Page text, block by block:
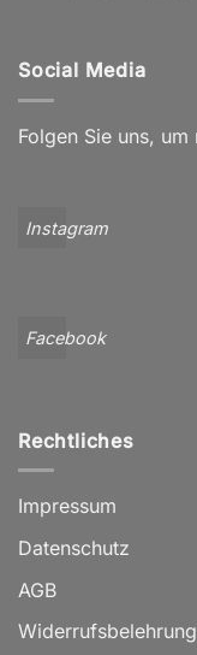
Social Media
Folgen Sie uns,
Instagram
Facebook
Rechtliches
Impressum
Datenschutz
AGB
Widerrufsbelehrung